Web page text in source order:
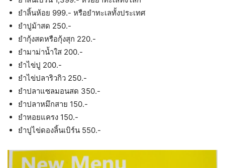
ยำลิ้นห้อย 999.- หรือยำทะเลทั้งประเทศ
ยำปูม้าสด 250.-
ยำกุ้งสดหรือกุ้งสุก 220.-
ยำมาม่าน้ำใส 200.-
ยำไข่ปู 200.-
ยำไข่ปลาริวกิว 250.-
ยำปลาแซลมอนสด 350.-
ยำปลาหมึกสาย 150.-
ยำหอยแครง 150.-
ยำปูไข่ดองลิ้นเบิร์น 550.-